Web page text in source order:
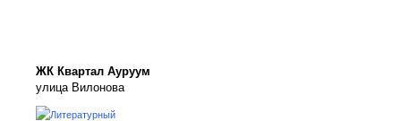
ЖК Квартал Ауруум
улица Вилонова